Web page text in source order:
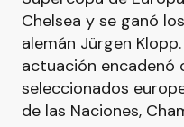
Chelsea y se ganó
alemán Jürgen
actuación
seleccionados
de las Naciones,